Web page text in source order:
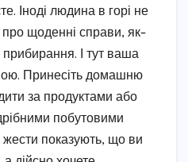
Іноді людина в горі не
щоденні справи, як-
прибирання. І тут ваша
Принесіть домашню
за продуктами або
побутовими
показують, що ви